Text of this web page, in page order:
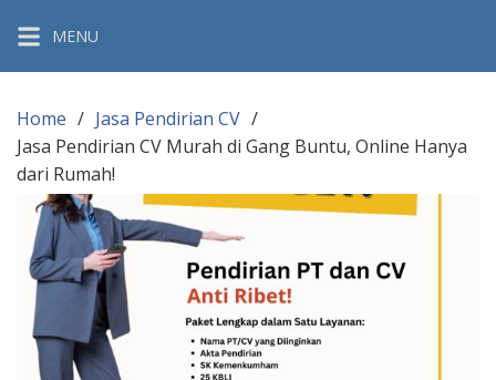
content
MENU
Home
Jasa Pendirian CV
Jasa Pendirian CV Murah di Gang Buntu, Online Hanya
dari Rumah!